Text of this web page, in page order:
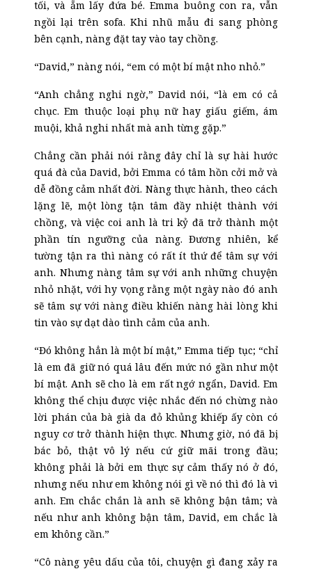
tối, và ẵm lấy đứa bé. Emma buông con ra, vẫn
ngồi lại trên sofa. Khi nhũ mẫu đi sang phòng
bên cạnh, nàng đặt tay vào tay chồng.
“David,” nàng nói, “em có một bí mật nho nhỏ.”
“Anh chẳng nghi ngờ,” David nói, “là em có cả
chục. Em thuộc loại phụ nữ hay giấu giếm, ám
muội, khả nghi nhất mà anh từng gặp.”
Chẳng cần phải nói rằng đây chỉ là sự hài hước
quá đà của David, bởi Emma có tâm hồn cởi mở và
dễ đồng cảm nhất đời. Nàng thực hành, theo cách
lặng lẽ, một lòng tận tâm đầy nhiệt thành với
chồng, và việc coi anh là tri kỷ đã trở thành một
phần tín ngưỡng của nàng. Đương nhiên, kể
tường tận ra thì nàng có rất ít thứ để tâm sự với
anh. Nhưng nàng tâm sự với anh những chuyện
nhỏ nhặt, với hy vọng rằng một ngày nào đó anh
sẽ tâm sự với nàng điều khiến nàng hài lòng khi
tin vào sự dạt dào tình cảm của anh.
“Đó không hẳn là một bí mật,” Emma tiếp tục; “chỉ
là em đã giữ nó quá lâu đến mức nó gần như một
bí mật. Anh sẽ cho là em rất ngớ ngẩn, David. Em
không thể chịu được việc nhắc đến nó chừng nào
lời phán của bà già da đỏ khủng khiếp ấy còn có
nguy cơ trở thành hiện thực. Nhưng giờ, nó đã bị
bác bỏ, thật vô lý nếu cứ giữ mãi trong đầu;
không phải là bởi em thực sự cảm thấy nó ở đó,
nhưng nếu như em không nói gì về nó thì đó là vì
anh. Em chắc chắn là anh sẽ không bận tâm; và
nếu như anh không bận tâm, David, em chắc là
em không cần.”
“Cô nàng yêu dấu của tôi, chuyện gì đang xảy ra